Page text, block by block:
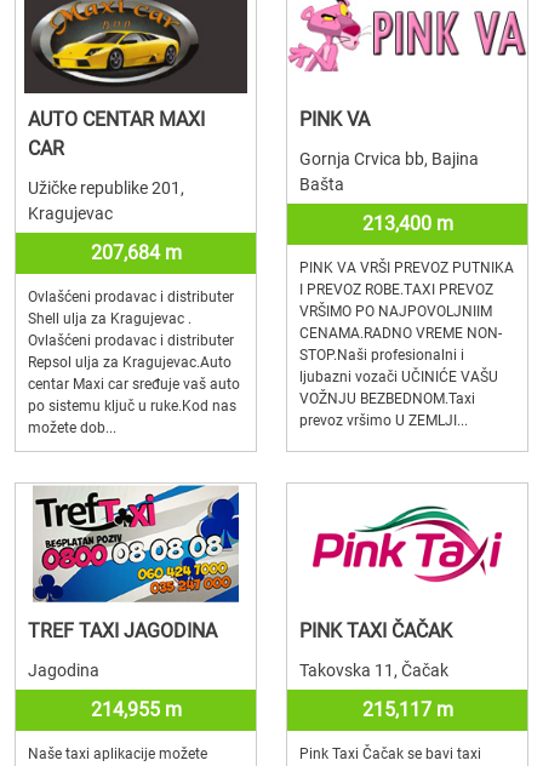
AUTO CENTAR MAXI
CAR
Užičke republike 201,
Kragujevac
207,684 m
Ovlašćeni prodavac i distributer
Shell ulja za Kragujevac .
Ovlašćeni prodavac i distributer
Repsol ulja za Kragujevac.Auto
centar Maxi car sređuje vaš auto
po sistemu ključ u ruke.Kod nas
možete dob...
PINK VA
Gornja Crvica bb, Bajina
Bašta
213,400 m
PINK VA VRŠI PREVOZ PUTNIKA
I PREVOZ ROBE.TAXI PREVOZ
VRŠIMO PO NAJPOVOLJNIIM
CENAMA.RADNO VREME NON-
STOP.Naši profesionalni i
ljubazni vozači UČINIĆE VAŠU
VOŽNJU BEZBEDNOM.Taxi
prevoz vršimo U ZEMLJI...
TREF TAXI JAGODINA
Jagodina
214,955 m
Naše taxi aplikacije možete
PINK TAXI ČAČAK
Takovska 11, Čačak
215,117 m
Pink Taxi Čačak se bavi taxi